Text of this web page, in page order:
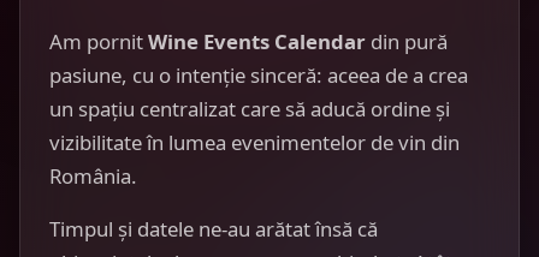
Am pornitWine Events Calendar din pură
pasiune, cu o intenție sinceră: aceea de a crea
un spațiu centralizat care să aducă ordine și
vizibilitate în lumea evenimentelor de vin din
România.
Timpul și datele ne-au arătat însă că